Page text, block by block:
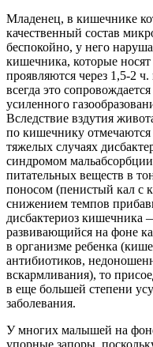
Младенец, в кишечнике
качественный состав
беспокойно, у него
кишечника, которые
проявляются через 1,5-2
всегда это
усиленного
Вследствие вздутия
по кишечнику
тяжелых случаях
синдромом
питательных веществ в
поносом (пенистый кал с
снижением темпов
дисбактериоз кишечника
развивающийся на фоне
в организме ребенка
антибиотиков,
вскармливания), то
в еще большей степени
заболевания.
У многих малышей на